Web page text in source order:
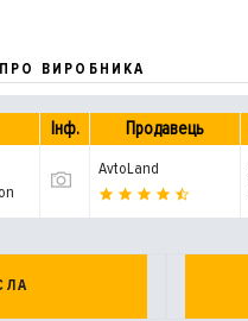
ПРО ВИРОБНИКА
Інф. Продавець
AvtoLand